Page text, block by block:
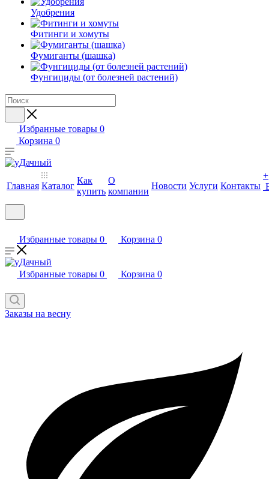
Удобрения
Фитинги и хомуты
Фумиганты (шашка)
Фунгициды (от болезней растений)
Избранные товары 0
Корзина 0
Главная Каталог
Как
купить
О
компании
Новости Услуги Контакты
+
Избранные товары 0 Корзина 0
Избранные товары 0 Корзина 0
Заказы на весну